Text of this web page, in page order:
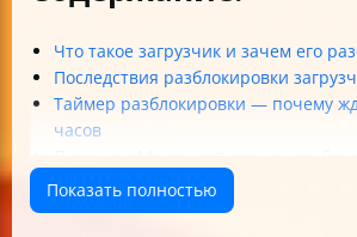
Что такое загрузчик и зачем его
Последствия разблокировки
Таймер разблокировки — почему
часов
Прошивки и версии MIUI для
Что такое «заводская
Показать полностью